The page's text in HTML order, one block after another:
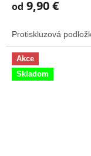
od 9,90 €
Protiskluzová
Akce
Skladom